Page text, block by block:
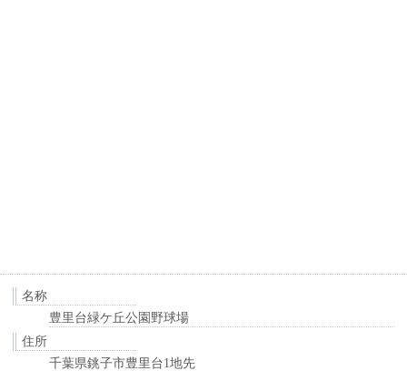
名称
豊里台緑ケ丘公園野球場
住所
千葉県銚子市豊里台1地先